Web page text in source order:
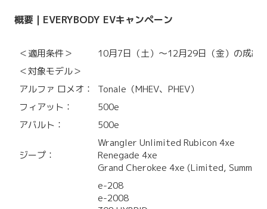
概要｜EVERYBODY EVキャンペーン
＜適用条件＞
10月7日（土）～12月29日（金）の成約
＜対象モデル＞
アルファ ロメオ：
Tonale（MHEV、PHEV）
フィアット：
500e
アバルト：
500e
ジープ：
Wrangler Unlimited Rubicon 4xe
Renegade 4xe
Grand Cherokee 4xe (Limited, Summit
e-208
e-2008